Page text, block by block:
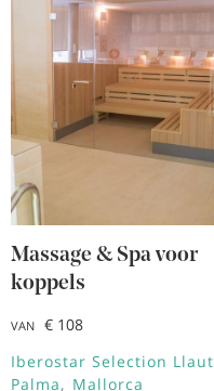
Massage & Spa voor
koppels
VAN
€ 108
Iberostar Selection Llaut
Palma
Mallorca